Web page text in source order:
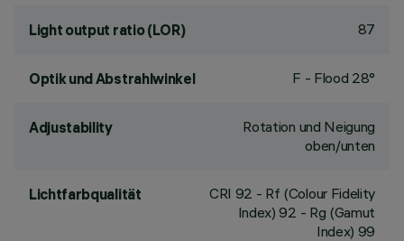
Light output ratio (LOR) 87
Optik und Abstrahlwinkel F - Flood 28°
Adjustability
Rotation und Neigung
oben/unten
Lichtfarbqualität CRI 92 - Rf (Colour Fidelity
Index) 92 - Rg (Gamut
Index) 99